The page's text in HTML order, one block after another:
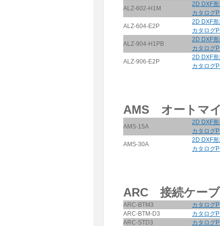
ALZ-602-H1M
2D DXF
カタログ
ALZ-604-E2P
2D DXF
カタログ
ALZ-904-H1PB
2D DXF
カタログ
ALZ-906-E2P
2D DXF
カタログ
AMS オートマ
AMS-15A
2D DXF
カタログ
AMS-30A
2D DXF
カタログ
ARC 接続ケー
ARC-BTM3
カタログ
ARC-BTM-D3
カタログ
ARC-STD3
カタログ